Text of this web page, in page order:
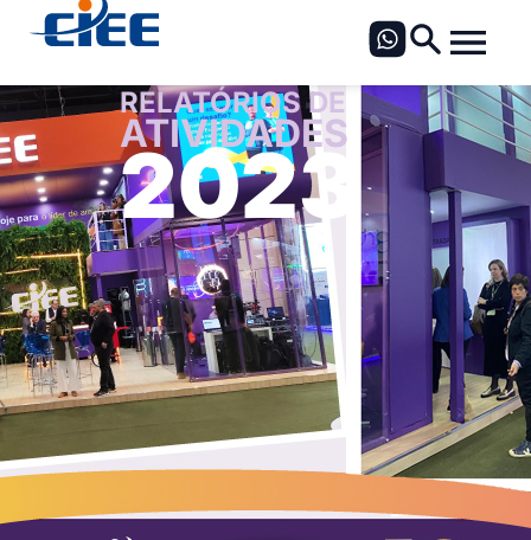
RELATÓRIOS DE
ATIVIDADES
2023